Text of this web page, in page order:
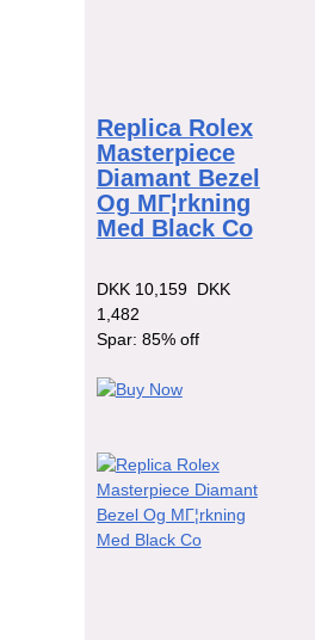
Replica Rolex
Masterpiece
Diamant Bezel
Og MГ¦rkning
Med Black Co
DKK 10,159 DKK
1,482
Spar: 85% off